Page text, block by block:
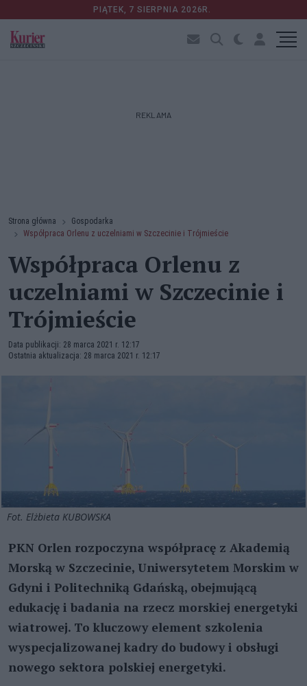
PIĄTEK, 7 SIERPNIA 2026R.
REKLAMA
Strona główna
Gospodarka
Współpraca Orlenu z uczelniami w Szczecinie i Trójmieście
Współpraca Orlenu z
uczelniami w Szczecinie i
Trójmieście
Data publikacji: 28 marca 2021 r. 12:17
Ostatnia aktualizacja: 28 marca 2021 r. 12:17
Fot. Elżbieta KUBOWSKA
PKN Orlen rozpoczyna współpracę z Akademią
Morską w Szczecinie, Uniwersytetem Morskim w
Gdyni i Politechniką Gdańską, obejmującą
edukację i badania na rzecz morskiej energetyki
wiatrowej. To kluczowy element szkolenia
wyspecjalizowanej kadry do budowy i obsługi
nowego sektora polskiej energetyki.